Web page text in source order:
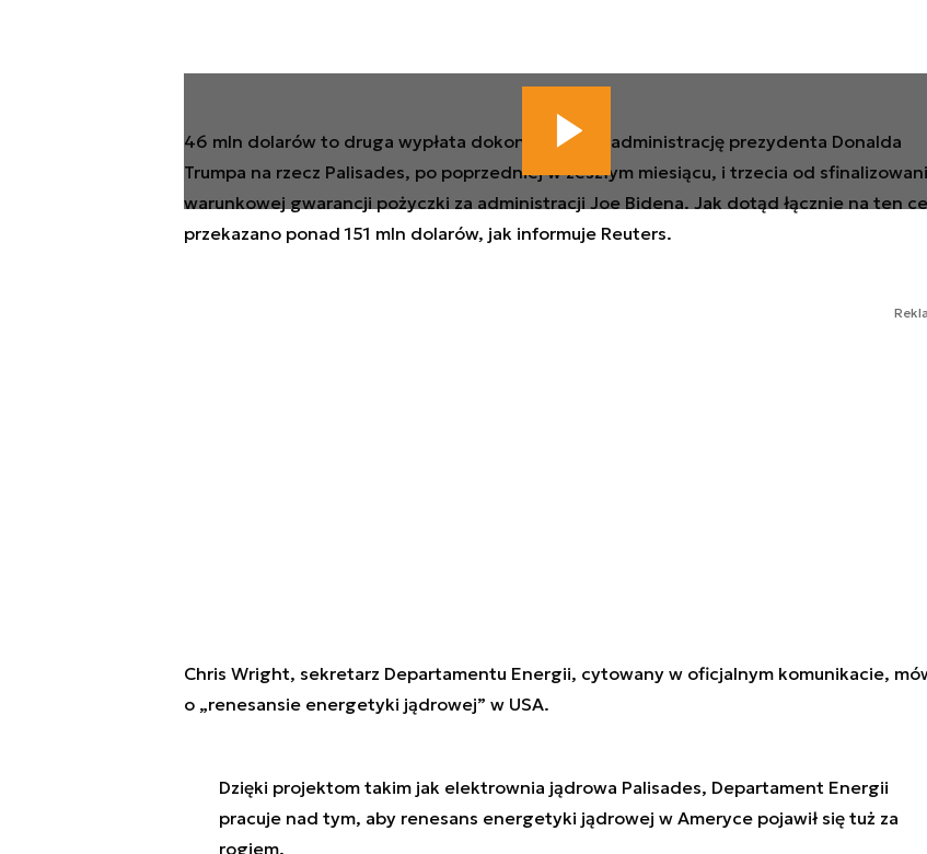
46 mln dolarów to druga wypłata dokonana przez administrację prezydenta Donalda
Trumpa na rzecz Palisades, po poprzedniej w zeszłym miesiącu, i trzecia od
warunkowej gwarancji pożyczki za administracji Joe Bidena. Jak dotąd łącznie na ten
przekazano ponad 151 mln dolarów, jak informuje Reuters.
Chris Wright, sekretarz Departamentu Energii, cytowany w oficjalnym komunikacie,
o „renesansie energetyki jądrowej” w USA.
Dzięki projektom takim jak elektrownia jądrowa Palisades, Departament Energii
pracuje nad tym, aby renesans energetyki jądrowej w Ameryce pojawił się tuż za
rogiem.